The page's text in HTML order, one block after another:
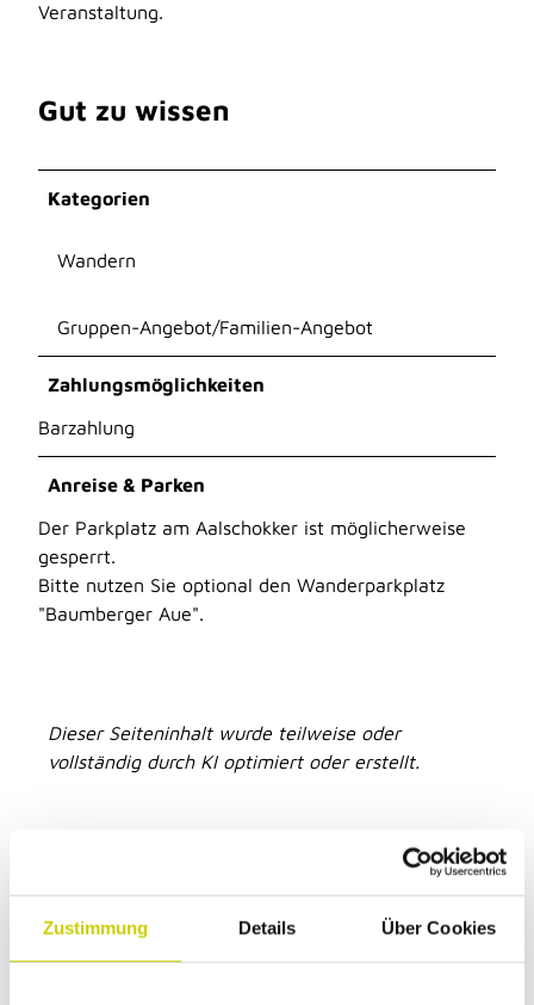
Zustimmung Details Über Cookies
Veranstaltung.
Gut zu wissen
Kategorien
Wandern
Gruppen-Angebot/Familien-Angebot
Zahlungsmöglichkeiten
Barzahlung
Anreise & Parken
Der Parkplatz am Aalschokker ist möglicherweise
gesperrt.
Bitte nutzen Sie optional den Wanderparkplatz
"Baumberger Aue".
Dieser Seiteninhalt wurde teilweise oder
vollständig durch KI optimiert oder erstellt.
Unsere Empfehlung